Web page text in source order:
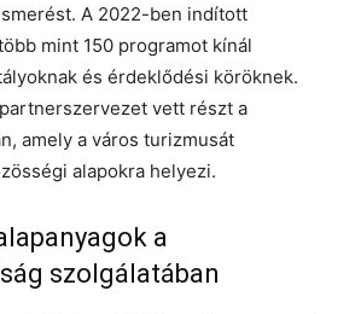
A 2022-ben indított
mint 150 programot kínál
és érdeklődési köröknek.
vett részt a
amely a város turizmusát
alapokra helyezi.
a
szolgálatában